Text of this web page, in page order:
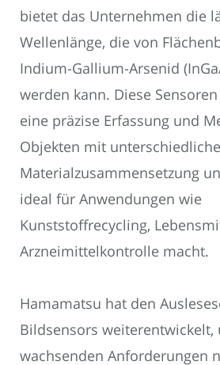
bietet das Unternehmen die
Wellenlänge, die von
Indium-Gallium-Arsenid
werden kann. Diese
eine präzise Erfassung und
Objekten mit
Materialzusammensetzung
ideal für Anwendungen wie
Kunststoffrecycling,
Arzneimittelkontrolle macht.
Hamamatsu hat den
Bildsensors weiterentwickelt,
wachsenden Anforderungen